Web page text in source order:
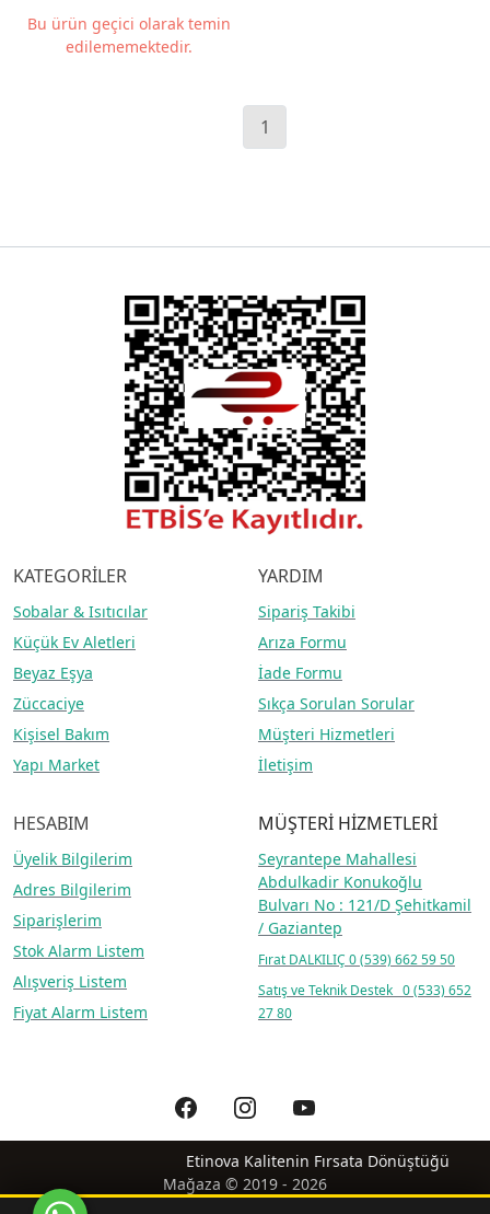
Bu ürün geçici olarak temin
edilememektedir.
1
KATEGORİLER
Sobalar & Isıtıcılar
Küçük Ev Aletleri
Beyaz Eşya
Züccaciye
Kişisel Bakım
Yapı Market
YARDIM
Sipariş Takibi
Arıza Formu
İade Formu
Sıkça Sorulan Sorular
Müşteri Hizmetleri
İletişim
HESABIM
Üyelik Bilgilerim
Adres Bilgilerim
Siparişlerim
Stok Alarm Listem
Alışveriş Listem
Fiyat Alarm Listem
MÜŞTERİ HİZMETLERİ
Seyrantepe Mahallesi
Abdulkadir Konukoğlu
Bulvarı No : 121/D Şehitkamil
/ Gaziantep
Fırat DALKILIÇ 0 (539) 662 59 50
Satış ve Teknik Destek 0 (533) 652
27 80
Etinova Kalitenin Fırsata Dönüştüğü
Mağaza © 2019 - 2026